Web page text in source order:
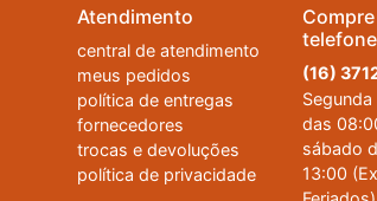
Atendimento
central de atendimento
meus pedidos
política de entregas
fornecedores
trocas e devoluções
política de privacidade
telefone
(16)
das
sábado
13:00